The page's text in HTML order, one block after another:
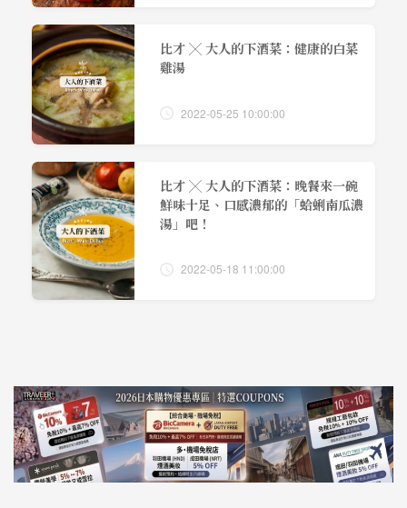
比才 ╳ 大人的下酒菜：健康的白菜
雞湯
2022-05-25 10:00:00
比才 ╳ 大人的下酒菜：晚餐來一碗
鮮味十足、口感濃郁的「蛤蜊南瓜濃
湯」吧！
2022-05-18 11:00:00